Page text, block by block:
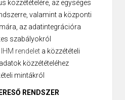
közzétételére, az egységes
valamint a központi
az adatintegrációra
szabályokról
rendelet a közzétételi
közzétételéhez
mintákról
RENDSZER